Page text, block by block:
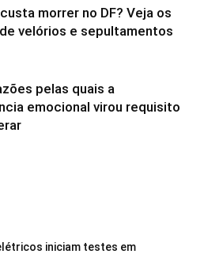
morrer no DF? Veja os
velórios e sepultamentos
pelas quais a
emocional virou requisito
iniciam testes em